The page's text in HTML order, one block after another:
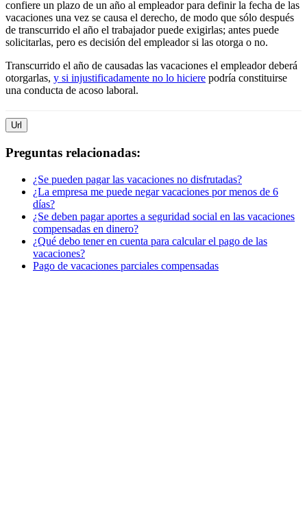
confiere un plazo de un año al empleador para definir la fecha de las
vacaciones una vez se causa el derecho, de modo que sólo después
de transcurrido el año el trabajador puede exigirlas; antes puede
solicitarlas, pero es decisión del empleador si las otorga o no.
Transcurrido el año de causadas las vacaciones el empleador deberá
otorgarlas, y si injustificadamente no lo hiciere podría constituirse
una conducta de acoso laboral.
Url
Preguntas relacionadas:
¿Se pueden pagar las vacaciones no disfrutadas?
¿La empresa me puede negar vacaciones por menos de 6
días?
¿Se deben pagar aportes a seguridad social en las vacaciones
compensadas en dinero?
¿Qué debo tener en cuenta para calcular el pago de las
vacaciones?
Pago de vacaciones parciales compensadas